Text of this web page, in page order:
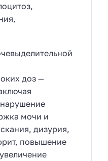
доз —
мочи и
дизурия,
повышение